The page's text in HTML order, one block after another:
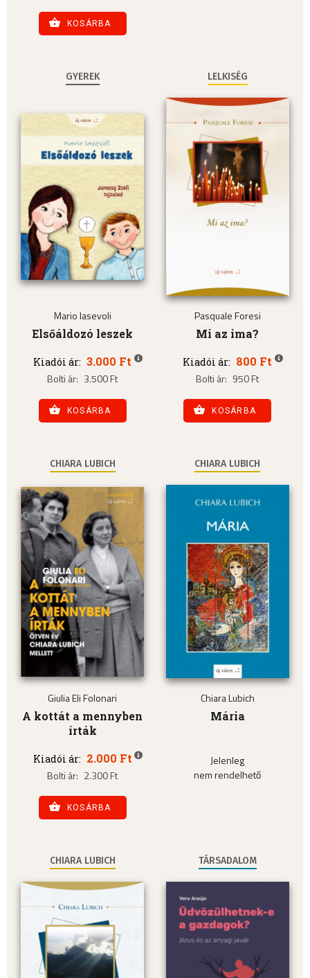
KOSÁRBA
GYEREK
Mario Iasevoli
Elsőáldozó leszek
Kiadói ár: 3.000 Ft
Bolti ár: 3.500 Ft
KOSÁRBA
LELKISÉG
Pasquale Foresi
Mi az ima?
Kiadói ár: 800 Ft
Bolti ár: 950 Ft
KOSÁRBA
CHIARA LUBICH
Giulia Eli Folonari
A kottát a mennyben
írták
Kiadói ár: 2.000 Ft
Bolti ár: 2.300 Ft
KOSÁRBA
CHIARA LUBICH
Chiara Lubich
Mária
Jelenleg
nem rendelhető
CHIARA LUBICH TÁRSADALOM